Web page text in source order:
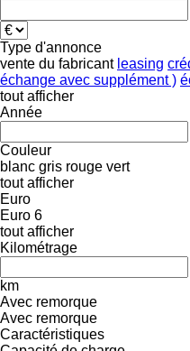
Type d'annonce
vente du fabricant leasing
échange avec supplément )
tout afficher
Année
Couleur
blanc gris rouge vert
tout afficher
Euro
Euro 6
tout afficher
Kilométrage
km
Avec remorque
Avec remorque
Caractéristiques